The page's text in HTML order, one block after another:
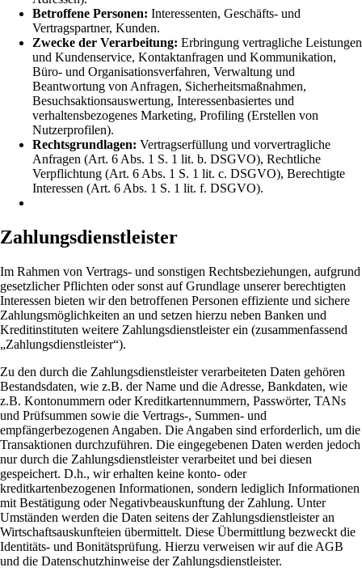
Betroffene Personen: Interessenten, Geschäfts- und
Vertragspartner, Kunden.
Zwecke der Verarbeitung: Erbringung vertragliche Leistungen
und Kundenservice, Kontaktanfragen und Kommunikation,
Büro- und Organisationsverfahren, Verwaltung und
Beantwortung von Anfragen, Sicherheitsmaßnahmen,
Besuchsaktionsauswertung, Interessenbasiertes und
verhaltensbezogenes Marketing, Profiling (Erstellen von
Nutzerprofilen).
Rechtsgrundlagen: Vertragserfüllung und vorvertragliche
Anfragen (Art. 6 Abs. 1 S. 1 lit. b. DSGVO), Rechtliche
Verpflichtung (Art. 6 Abs. 1 S. 1 lit. c. DSGVO), Berechtigte
Interessen (Art. 6 Abs. 1 S. 1 lit. f. DSGVO).
Zahlungsdienstleister
Im Rahmen von Vertrags- und sonstigen Rechtsbeziehungen, aufgrund
gesetzlicher Pflichten oder sonst auf Grundlage unserer berechtigten
Interessen bieten wir den betroffenen Personen effiziente und sichere
Zahlungsmöglichkeiten an und setzen hierzu neben Banken und
Kreditinstituten weitere Zahlungsdienstleister ein (zusammenfassend
„Zahlungsdienstleister“).
Zu den durch die Zahlungsdienstleister verarbeiteten Daten gehören
Bestandsdaten, wie z.B. der Name und die Adresse, Bankdaten, wie
z.B. Kontonummern oder Kreditkartennummern, Passwörter, TANs
und Prüfsummen sowie die Vertrags-, Summen- und
empfängerbezogenen Angaben. Die Angaben sind erforderlich, um die
Transaktionen durchzuführen. Die eingegebenen Daten werden jedoch
nur durch die Zahlungsdienstleister verarbeitet und bei diesen
gespeichert. D.h., wir erhalten keine konto- oder
kreditkartenbezogenen Informationen, sondern lediglich Informationen
mit Bestätigung oder Negativbeauskunftung der Zahlung. Unter
Umständen werden die Daten seitens der Zahlungsdienstleister an
Wirtschaftsauskunfteien übermittelt. Diese Übermittlung bezweckt die
Identitäts- und Bonitätsprüfung. Hierzu verweisen wir auf die AGB
und die Datenschutzhinweise der Zahlungsdienstleister.